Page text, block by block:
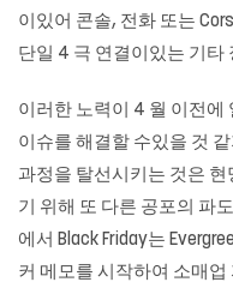
이있어 콘솔, 전화 또는
단일 4 극 연결이있는 기타
이러한 노력이 4 월 이전에
이슈를 해결할 수있을 것
과정을 탈선시키는 것은 현
기 위해 또 다른 공포의 파
에서 Black Friday는
커 메모를 시작하여 소매